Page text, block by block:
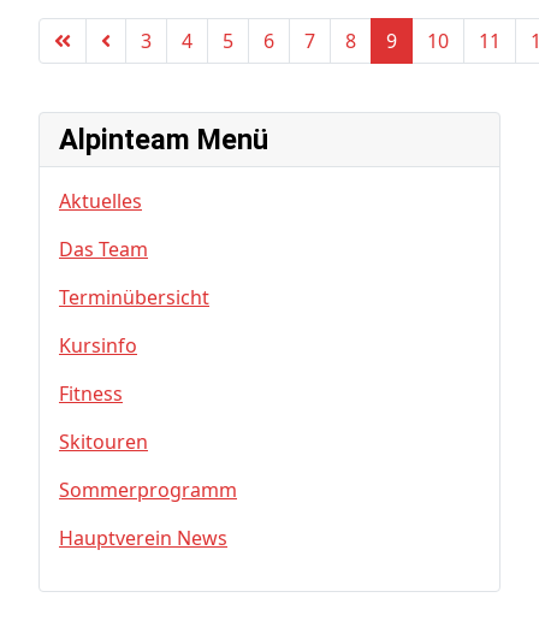
3 4 5 6 7 8 9 10 11
Alpinteam Menü
Aktuelles
Das Team
Terminübersicht
Kursinfo
Fitness
Skitouren
Sommerprogramm
Hauptverein News